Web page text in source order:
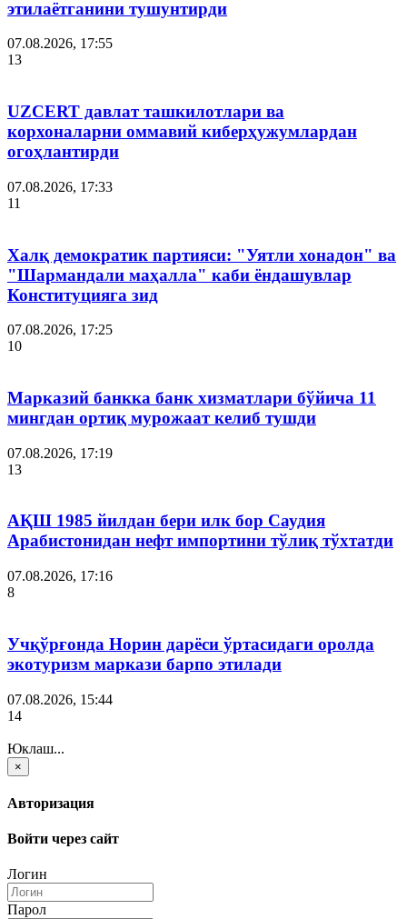
этилаётганини тушунтирди
07.08.2026, 17:55
13
UZCERT давлат ташкилотлари ва
корхоналарни оммавий киберҳужумлардан
огоҳлантирди
07.08.2026, 17:33
11
Халқ демократик партияси: "Уятли хонадон" ва
"Шармандали маҳалла" каби ёндашувлар
Конституцияга зид
07.08.2026, 17:25
10
Марказий банкка банк хизматлари бўйича 11
мингдан ортиқ мурожаат келиб тушди
07.08.2026, 17:19
13
АҚШ 1985 йилдан бери илк бор Саудия
Арабистонидан нефт импортини тўлиқ тўхтатди
07.08.2026, 17:16
8
Учқўрғонда Норин дарёси ўртасидаги оролда
экотуризм маркази барпо этилади
07.08.2026, 15:44
14
Юклаш...
×
Авторизация
Войти через сайт
Логин
Парол